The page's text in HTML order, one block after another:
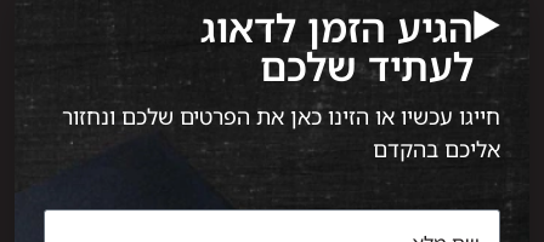
הגיע הזמן לדאוג
לעתיד שלכם
חייגו עכשיו או הזינו כאן את הפרטים שלכם ונחזור
אליכם בהקדם